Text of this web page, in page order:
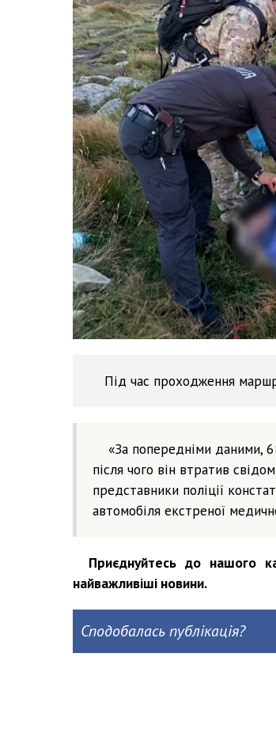
Під час проходження
«За попередніми даними,
після чого він втратив
представники поліції
автомобіля екстреної
Приєднуйтесь до нашого
найважливіші новини.
Сподобалась публікація?